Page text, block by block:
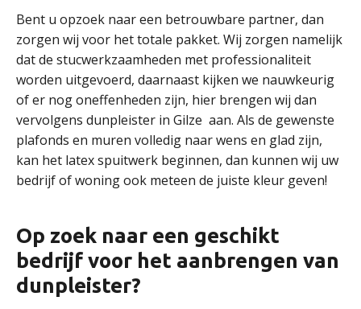
Bent u opzoek naar een betrouwbare partner, dan
zorgen wij voor het totale pakket. Wij zorgen namelijk
dat de stucwerkzaamheden met professionaliteit
worden uitgevoerd, daarnaast kijken we nauwkeurig
of er nog oneffenheden zijn, hier brengen wij dan
vervolgens dunpleister in Gilze aan. Als de gewenste
plafonds en muren volledig naar wens en glad zijn,
kan het latex spuitwerk beginnen, dan kunnen wij uw
bedrijf of woning ook meteen de juiste kleur geven!
Op zoek naar een geschikt
bedrijf voor het aanbrengen van
dunpleister?